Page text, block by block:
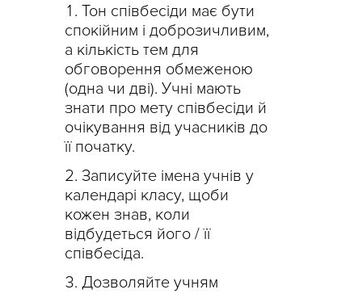
Тон співбесіди має бути
спокійним і доброзичливим,
а кількість тем для
обговорення обмеженою
(одна чи дві). Учні мають
знати про мету співбесіди й
очікування від учасників до
її початку.
Записуйте імена учнів у
календарі класу, щоби
кожен знав, коли
відбудеться його / її
співбесіда.
Дозволяйте учням